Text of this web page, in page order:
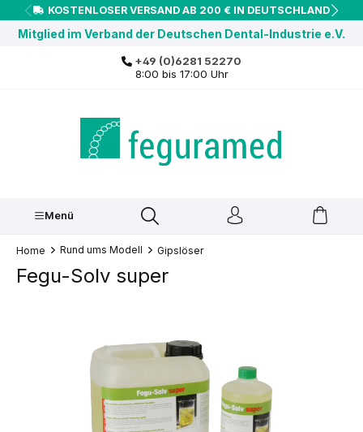
springen
KOSTENLOSER VERSAND AB 200 € IN DEUTSCHLAND
Mitglied im Verband der Deutschen Dental-Industrie e.V.
+49 (0)6281 52270
8:00 bis 17:00 Uhr
Menü
Home Rund ums Modell Gipslöser
Fegu-Solv super